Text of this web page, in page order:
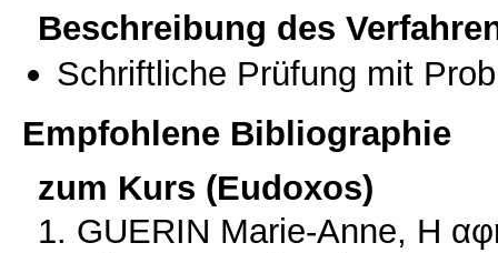
Beschreibung des
Schriftliche Prüfung mit
Empfohlene Bibliographie
zum Kurs (Eudoxos)
1. GUERIN Marie-Anne, Η